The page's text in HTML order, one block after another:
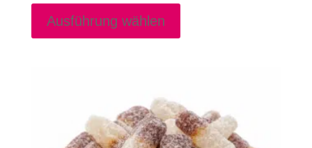
Ausführung wählen
Die
Optionen
können